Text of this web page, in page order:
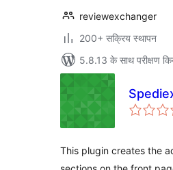
reviewexchanger
200+ सक्रिय स्थापन
5.8.13 के साथ परीक्षण
This plugin creates the